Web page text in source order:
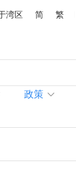
湾区 简 繁
政策